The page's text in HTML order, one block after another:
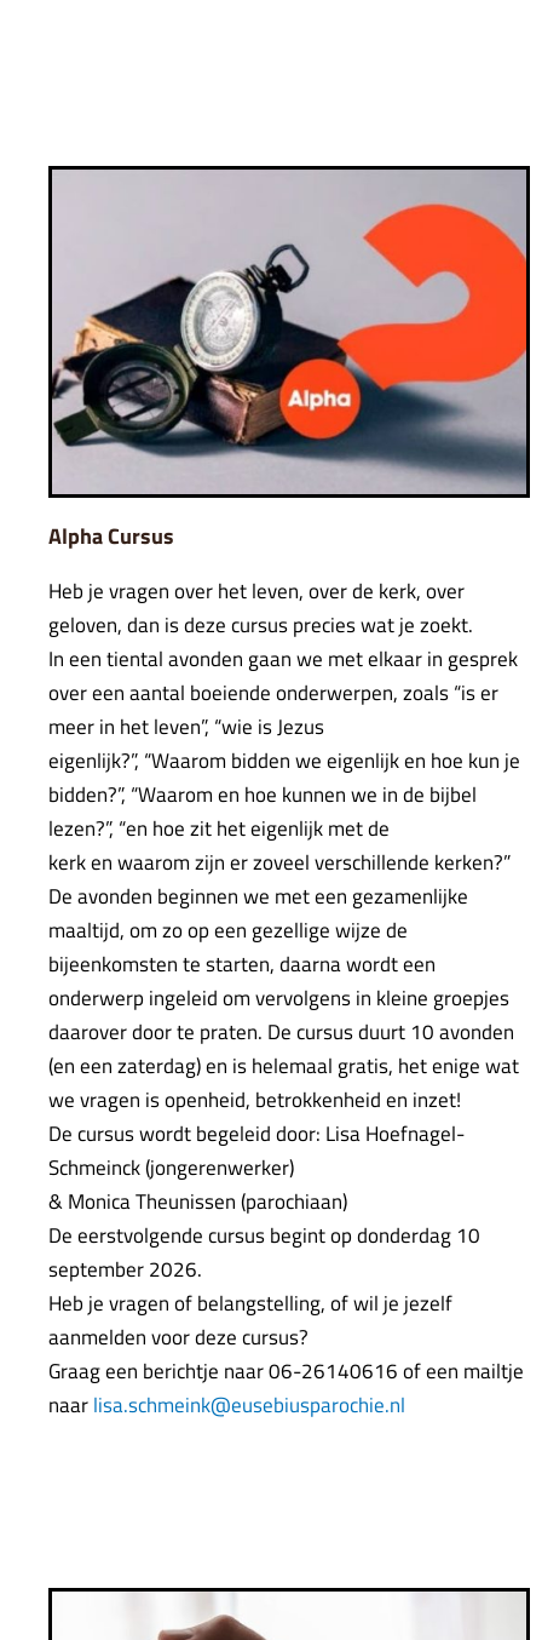
Alpha Cursus
Heb je vragen over het leven, over de kerk, over
geloven, dan is deze cursus precies wat je zoekt.
In een tiental avonden gaan we met elkaar in gesprek
over een aantal boeiende onderwerpen, zoals “is er
meer in het leven”, “wie is Jezus
eigenlijk?”, “Waarom bidden we eigenlijk en hoe kun je
bidden?”, “Waarom en hoe kunnen we in de bijbel
lezen?”, “en hoe zit het eigenlijk met de
kerk en waarom zijn er zoveel verschillende kerken?”
De avonden beginnen we met een gezamenlijke
maaltijd, om zo op een gezellige wijze de
bijeenkomsten te starten, daarna wordt een
onderwerp ingeleid om vervolgens in kleine groepjes
daarover door te praten. De cursus duurt 10 avonden
(en een zaterdag) en is helemaal gratis, het enige wat
we vragen is openheid, betrokkenheid en inzet!
De cursus wordt begeleid door: Lisa Hoefnagel-
Schmeinck (jongerenwerker)
& Monica Theunissen (parochiaan)
De eerstvolgende cursus begint op donderdag 10
september 2026.
Heb je vragen of belangstelling, of wil je jezelf
aanmelden voor deze cursus?
Graag een berichtje naar 06-26140616 of een mailtje
naarlisa.schmeink@eusebiusparochie.nl